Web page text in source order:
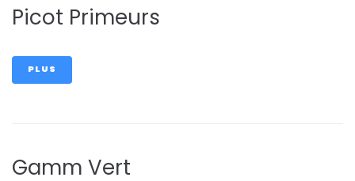
Picot Primeurs
PLUS
Gamm Vert